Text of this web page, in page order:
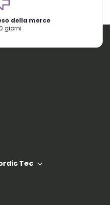
della merce
giorni
Tec